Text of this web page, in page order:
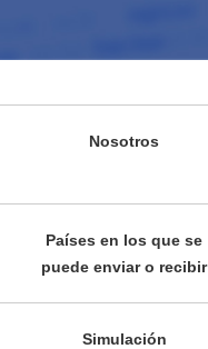
Nosotros
Países en los que se
puede enviar o recibir
Simulación